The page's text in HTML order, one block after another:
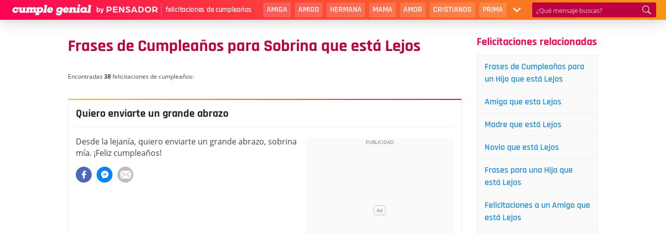
felicitaciones de cumpleaños AMIGA AMIGO HERMANA MAMA AMOR CRISTIANOS PRIMA
Frases de Cumpleaños para Sobrina que está Lejos
Encontradas 38felicitaciones de cumpleaños:
Quiero enviarte un grande abrazo
Desde la lejanía, quiero enviarte un grande abrazo, sobrina
mía. ¡Feliz cumpleaños!
Felicitaciones relacionadas
Frases de Cumpleaños para
un Hijo que está Lejos
Amiga que esta Lejos
Madre que está Lejos
Novio que está Lejos
Frases para una Hija que
está Lejos
Felicitaciones a un Amigo que
está Lejos